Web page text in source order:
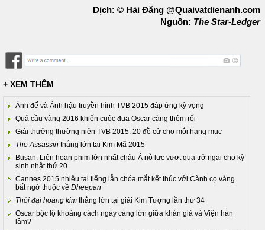
Dịch: © Hải Đăng @Quaivatdienanh.com
Nguồn: The Star-Ledger
+ XEM THÊM
Ảnh đế và Ảnh hậu truyền hình TVB 2015 đáp ứng kỳ vọng
Quả cầu vàng 2016 khiến cuộc đua Oscar càng thêm rối
Giải thưởng thường niên TVB 2015: 20 đề cử cho mỗi hạng mục
The Assassin thắng lớn tại Kim Mã 2015
Busan: Liên hoan phim lớn nhất châu Á nỗ lực vượt qua trở ngại cho kỳ
sinh nhật thứ 20
Cannes 2015 nhiều tai tiếng lẫn chóa mắt kết thúc với Cành cọ vàng
bất ngờ thuộc về Dheepan
Thời đại hoàng kim thắng lớn tại giải Kim Tượng lần thứ 34
Oscar bộc lộ khoảng cách ngày càng lớn giữa khán giả và Viện hàn
lâm?